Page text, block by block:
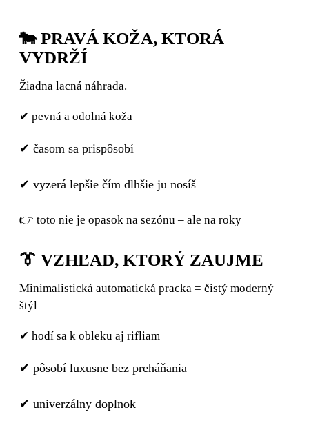
🐄 PRAVÁ KOŽA, KTORÁ
VYDRŽÍ
Žiadna lacná náhrada.
✔ pevná a odolná koža
✔ časom sa prispôsobí
✔ vyzerá lepšie čím dlhšie ju nosíš
👉 toto nie je opasok na sezónu – ale na roky
👔 VZHĽAD, KTORÝ ZAUJME
Minimalistická automatická pracka = čistý moderný
štýl
✔ hodí sa k obleku aj rifliam
✔ pôsobí luxusne bez preháňania
✔ univerzálny doplnok